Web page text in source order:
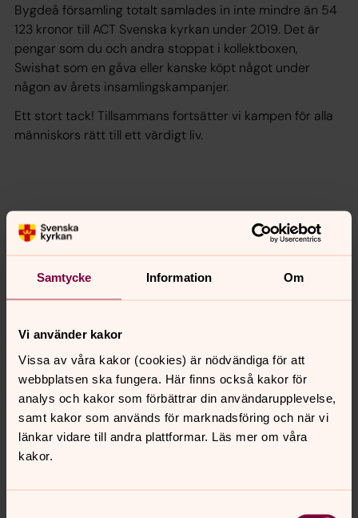
Samtycke Information Om
Vi använder kakor
Vissa av våra kakor (cookies) är nödvändiga för att
webbplatsen ska fungera. Här finns också kakor för
analys och kakor som förbättrar din användarupplevelse,
samt kakor som används för marknadsföring och när vi
länkar vidare till andra plattformar. Läs mer om våra
kakor.
Bygdeå församling totalt samlades in inte mindre än 54
123 kronor till ACT Svenska kyrkan under 2019. Det är
pengar som du och andra stoppat i kollektboxen,
Swishat som en gåva eller kanske köpt något under
någon av årets insamlingskampanjer.
Ett stort tack! Tillsammans fortsätter vi kampen för alla
människors rätt till ett värdigt liv.